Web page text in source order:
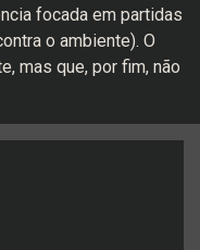
focada em partidas
o ambiente). O
mas que, por fim, não